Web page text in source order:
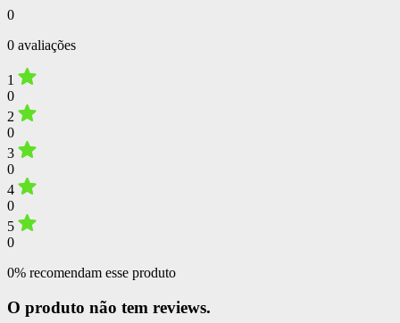
0
0 avaliações
1
0
2
0
3
0
4
0
5
0
0% recomendam esse produto
O produto não tem reviews.